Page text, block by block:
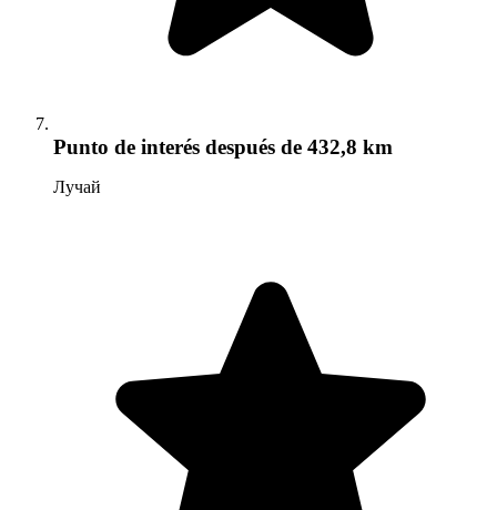
Punto de interés después de 432,8 km
Лучай